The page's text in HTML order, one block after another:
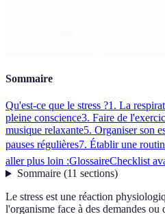
Sommaire
Qu'est-ce que le stress ?1. La
pleine conscience3. Faire de
musique relaxante5. Organiser son
pauses régulières7. Établir une
aller plus loin :GlossaireChecklist
Sommaire(11 sections)
Le stress est une réaction
l'organisme face à des demandes ou